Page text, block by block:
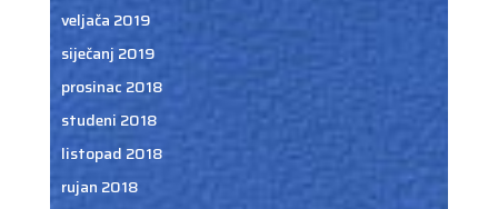
veljača 2019
siječanj 2019
prosinac 2018
studeni 2018
listopad 2018
rujan 2018